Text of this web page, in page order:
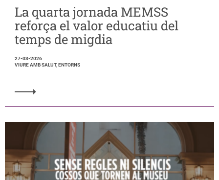
La quarta jornada MEMSS
reforça el valor educatiu del
temps de migdia
27-03-2026
VIURE AMB SALUT, ENTORNS